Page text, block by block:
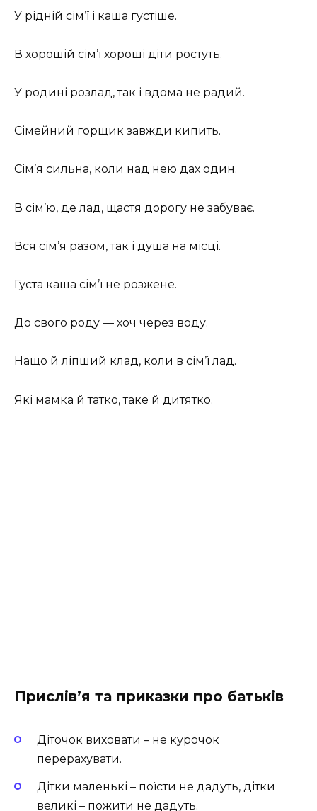
У рідній сім’ї і каша густіше.
В хорошій сім’ї хороші діти ростуть.
У родині розлад, так і вдома не радий.
Сімейний горщик завжди кипить.
Сім’я сильна, коли над нею дах один.
В сім’ю, де лад, щастя дорогу не забуває.
Вся сім’я разом, так і душа на місці.
Густа каша сім’ї не розжене.
До свого роду — хоч через воду.
Нащо й ліпший клад, коли в сім’ї лад.
Які мамка й татко, таке й дитятко.
Прислів’я та приказки про батьків
Діточок виховати – не курочок
перерахувати.
Дітки маленькі – поїсти не дадуть, дітки
великі – пожити не дадуть.